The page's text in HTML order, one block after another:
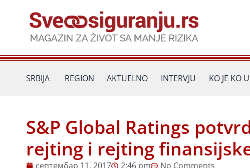
SRBIJA REGION AKTUELNO INTERVJU KO JE KO
S&P Global Ratings
rejting i rejting
септембар 11, 2017 2:46 pm
No Comments